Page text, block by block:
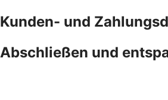
Kunden- und
Abschließen und